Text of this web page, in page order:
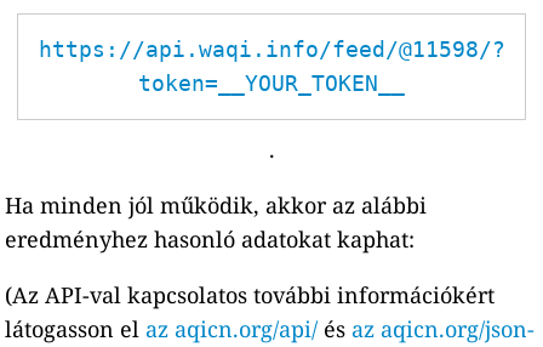
https://api.waqi.info/feed/@11598/?
token=__YOUR_TOKEN__
.
Ha minden jól működik, akkor az alábbi
eredményhez hasonló adatokat kaphat:
(Az API-val kapcsolatos további információkért
látogasson el az aqicn.org/api/ és az aqicn.org/json-